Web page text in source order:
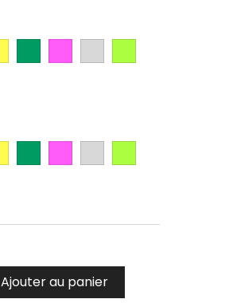
ArgentCitron
ArgentCitron
Ajouter au panier